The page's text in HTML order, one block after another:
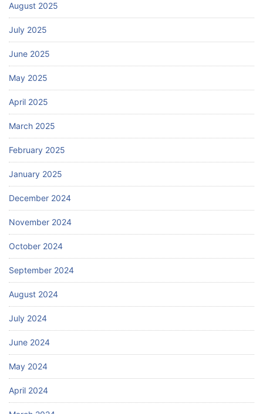
August 2025
July 2025
June 2025
May 2025
April 2025
March 2025
February 2025
January 2025
December 2024
November 2024
October 2024
September 2024
August 2024
July 2024
June 2024
May 2024
April 2024